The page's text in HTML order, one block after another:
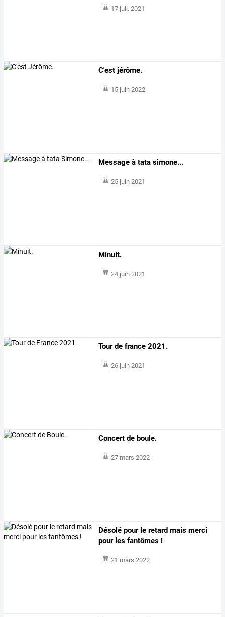
17 juil. 2021
C'est jérôme.
15 juin 2022
Message à tata simone...
25 juin 2021
Minuit.
24 juin 2021
Tour de france 2021.
26 juin 2021
Concert de boule.
27 mars 2022
Désolé pour le retard mais merci
pour les fantômes !
21 mars 2022